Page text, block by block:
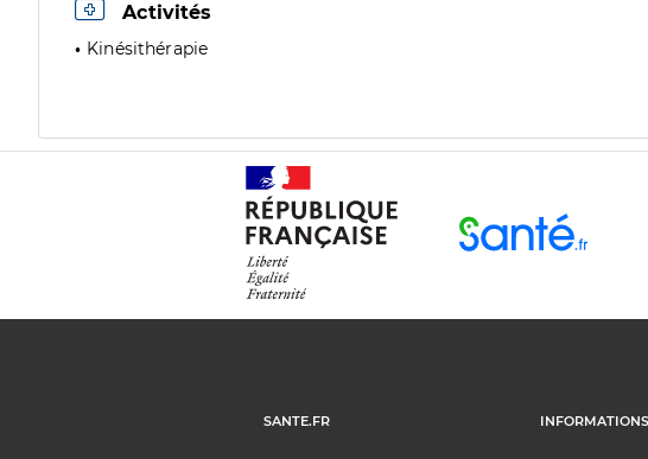
Activités
Kinésithérapie
SANTE.FR